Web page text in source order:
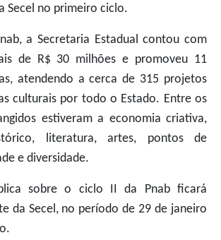
Secel no primeiro ciclo.
a Secretaria Estadual contou com
de R$ 30 milhões e promoveu 11
atendendo a cerca de 315 projetos
culturais por todo o Estado. Entre os
estiveram a economia criativa,
literatura, artes, pontos de
e diversidade.
sobre o ciclo II da Pnab ficará
da Secel, no período de 29 de janeiro